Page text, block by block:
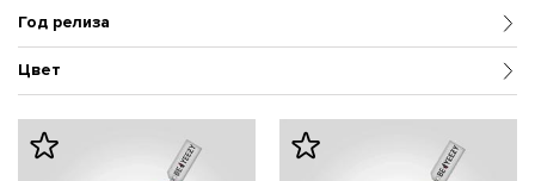
Год релиза
Цвет